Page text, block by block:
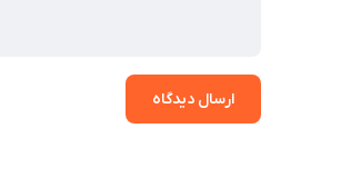
ارسال دیدگاه